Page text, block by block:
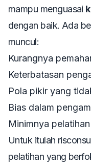
mampu menguasai
dengan baik. Ada
muncul:
Kurangnya
Keterbatasan
Pola pikir yang
Bias dalam
Minimnya
Untuk itulah
pelatihan yang